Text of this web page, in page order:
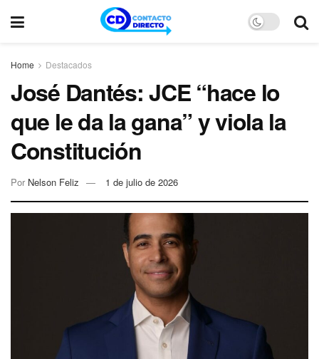
Home Destacados
José Dantés: JCE “hace lo
que le da la gana” y viola la
Constitución
Por Nelson Feliz 1 de julio de 2026